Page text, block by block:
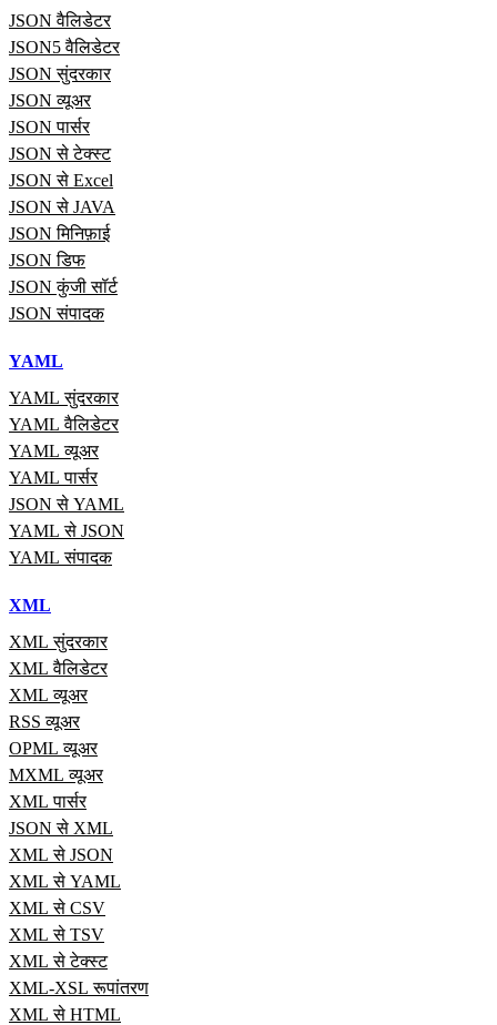
JSON वैलिडेटर
JSON5 वैलिडेटर
JSON सुंदरकार
JSON व्यूअर
JSON पार्सर
JSON से टेक्स्ट
JSON से Excel
JSON से JAVA
JSON मिनिफ़ाई
JSON डिफ
JSON कुंजी सॉर्ट
JSON संपादक
YAML
YAML सुंदरकार
YAML वैलिडेटर
YAML व्यूअर
YAML पार्सर
JSON से YAML
YAML से JSON
YAML संपादक
XML
XML सुंदरकार
XML वैलिडेटर
XML व्यूअर
RSS व्यूअर
OPML व्यूअर
MXML व्यूअर
XML पार्सर
JSON से XML
XML से JSON
XML से YAML
XML से CSV
XML से TSV
XML से टेक्स्ट
XML-XSL रूपांतरण
XML से HTML